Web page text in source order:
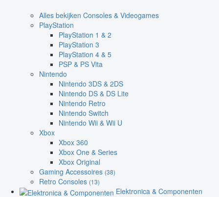
Alles bekijken Consoles & Videogames
PlayStation
PlayStation 1 & 2
PlayStation 3
PlayStation 4 & 5
PSP & PS Vita
Nintendo
Nintendo 3DS & 2DS
Nintendo DS & DS Lite
Nintendo Retro
Nintendo Switch
Nintendo Wii & Wii U
Xbox
Xbox 360
Xbox One & Series
Xbox Original
Gaming Accessoires (38)
Retro Consoles (13)
Elektronica & Componenten